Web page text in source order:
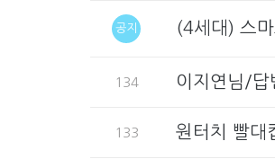
공지 (4세대) 스
134 이지연님/답
133 원터치 빨대